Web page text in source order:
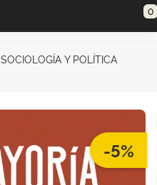
0
SOCIOLOGÍA Y POLÍTICA
-5%